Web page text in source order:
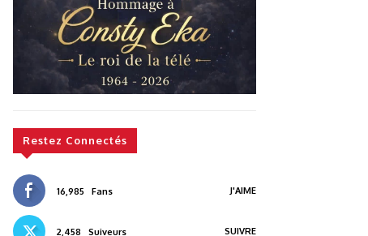
Restez Connectés
16,985 Fans J'AIME
2,458 Suiveurs SUIVRE